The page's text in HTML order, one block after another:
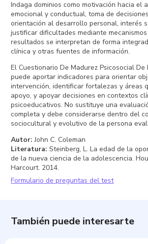
Indaga dominios como motivación hacia el
emocional y conductual, toma de
orientación al desarrollo personal, interés
justificar dificultades mediante
resultados se interpretan de forma
clínica y otras fuentes de información.
El Cuestionario De Madurez Psicosocial De
puede aportar indicadores para orientar
intervención, identificar fortalezas y áreas
apoyo, y apoyar decisiones en contextos
psicoeducativos. No sustituye una
completa y debe considerarse dentro del
sociocultural y evolutivo de la persona
Autor: John C. Coleman
Literatura: Steinberg, L. La edad de la
de la nueva ciencia de la adolescencia.
Harcourt. 2014.
Formulario de preguntas del test
También puede interesarte